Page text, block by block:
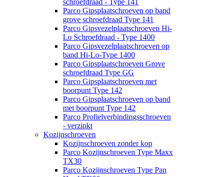
Parco Gipsplaatschroeven op band
grove schroefdraad Type 141
Parco Gipsvezelplaatschroeven Hi-
Lo Schroefdraad - Type 1400
Parco Gipsvezelplaatschroeven op
band Hi-Lo-Type 1400
Parco Gipsplaatschroeven Grove
schroefdraad Type GG
Parco Gipsplaatschroeven met
boorpunt Type 142
Parco Gipsplaatschroeven op band
met boorpunt Type 142
Parco Profielverbindingsschroeven
- verzinkt
Kozijnschroeven
Kozijnschroeven zonder kop
Parco Kozijnschroeven Type Maxx
TX30
Parco Kozijnschroeven Type Pan